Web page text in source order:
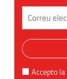
Accepto la